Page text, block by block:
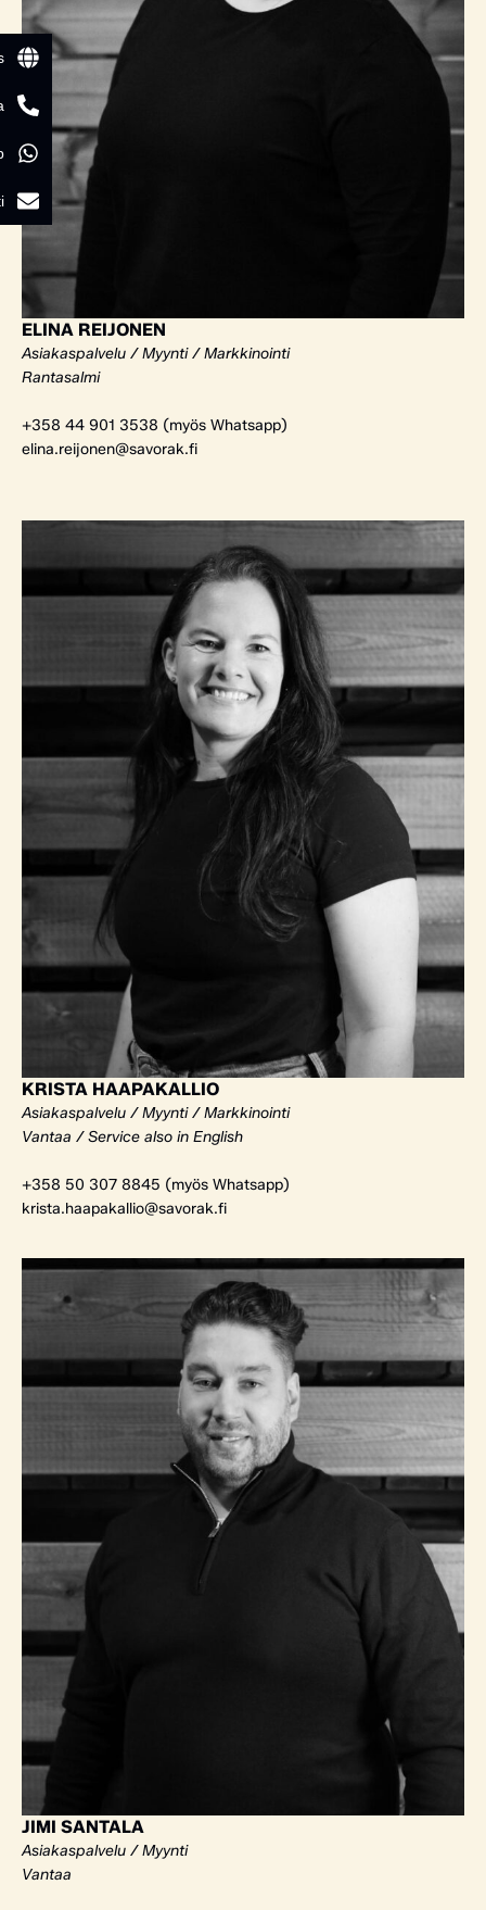
ELINA REIJONEN
Asiakaspalvelu / Myynti / Markkinointi
Rantasalmi
+358 44 901 3538 (myös Whatsapp)
elina.reijonen@savorak.fi
KRISTA HAAPAKALLIO
Asiakaspalvelu / Myynti / Markkinointi
Vantaa / Service also in English
+358 50 307 8845 (myös Whatsapp)
krista.haapakallio@savorak.fi
JIMI SANTALA
Asiakaspalvelu / Myynti
Vantaa